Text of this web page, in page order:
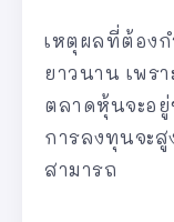
เหตุผลที่ต้อง
ยาวนาน เพร
ตลาดหุ้นจะอ
การลงทุนจะสู
สามารถ